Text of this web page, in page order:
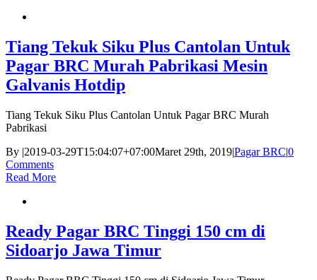
Tiang Tekuk Siku Plus Cantolan Untuk
Pagar BRC Murah Pabrikasi Mesin
Galvanis Hotdip
Tiang Tekuk Siku Plus Cantolan Untuk Pagar BRC Murah
Pabrikasi
By |2019-03-29T15:04:07+07:00Maret 29th, 2019|Pagar BRC|0
Comments
Read More
Ready Pagar BRC Tinggi 150 cm di
Sidoarjo Jawa Timur